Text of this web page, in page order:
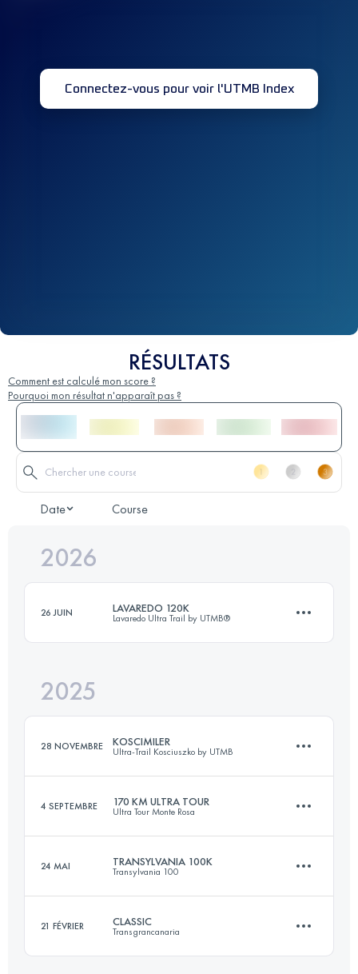
Connectez-vous pour voir l'UTMB Index
RÉSULTATS
Comment est calculé mon score ?
Pourquoi mon résultat n'apparaît pas ?
Date Course
2026
26 JUIN LAVAREDO 120K
Lavaredo Ultra Trail by UTMB®
Connectez-vous pour voir l'UTMB Index
2025
28 NOVEMBRE KOSCIMILER
Ultra-Trail Kosciuszko by UTMB
4 SEPTEMBRE 170 KM ULTRA TOUR
Ultra Tour Monte Rosa
24 MAI TRANSYLVANIA 100K
Transylvania 100
21 FÉVRIER CLASSIC
Transgrancanaria